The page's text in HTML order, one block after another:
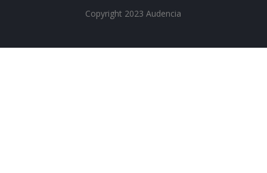
Copyright 2023 Audencia